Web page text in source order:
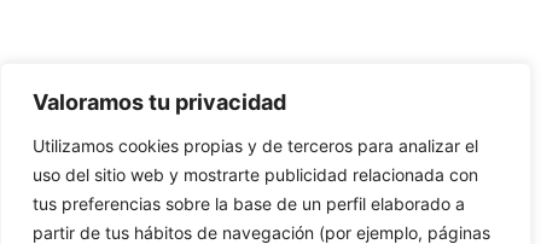
Valoramos tu privacidad
Utilizamos cookies propias y de terceros para analizar el
uso del sitio web y mostrarte publicidad relacionada con
tus preferencias sobre la base de un perfil elaborado a
partir de tus hábitos de navegación (por ejemplo, páginas